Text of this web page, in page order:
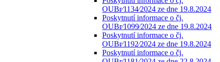
OUBr⁄1134⁄2024 ze dne 19.8.2024
Poskytnutí informace o čj.
OUBr⁄1099⁄2024 ze dne 19.8.2024
Poskytnutí informace o čj.
OUBr⁄1192⁄2024 ze dne 19.8.2024
Poskytnutí informace o čj.